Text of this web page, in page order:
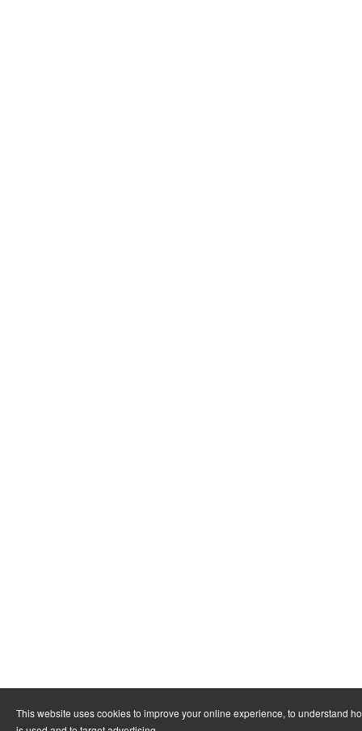
This website uses cookies to improve your online experience, to understand